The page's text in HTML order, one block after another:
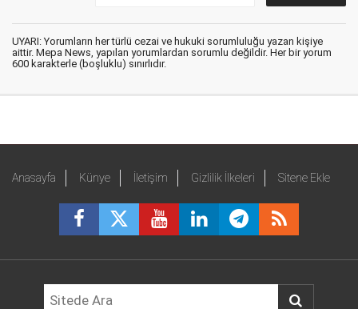
UYARI: Yorumların her türlü cezai ve hukuki sorumluluğu yazan kişiye
aittir. Mepa News, yapılan yorumlardan sorumlu değildir. Her bir yorum
600 karakterle (boşluklu) sınırlıdır.
Anasayfa Künye İletişim Gizlilik İlkeleri Sitene Ekle